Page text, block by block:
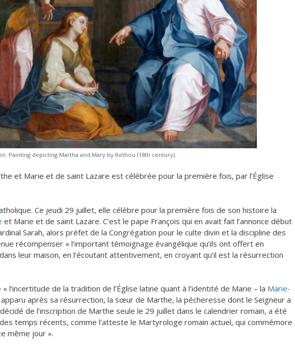
Painting depicting Martha and Mary by Rethou (18th century).
et Marie et de saint Lazare est célébrée pour la première fois, par l’Église
Ce jeudi 29 juillet, elle célèbre pour la première fois de son histoire la
et Marie et de saint Lazare. C’est le pape François qui en avait fait l’annonce début
Sarah, alors préfet de la Congrégation pour le culte divin et la discipline des
récompenser « l’important témoignage évangélique qu’ils ont offert en
leur maison, en l’écoutant attentivement, en croyant qu’il est la résurrection
l’incertitude de la tradition de l’Église latine quant à l’identité de Marie – la Marie-
après sa résurrection, la sœur de Marthe, la pécheresse dont le Seigneur a
de l’inscription de Marthe seule le 29 juillet dans le calendrier romain, a été
temps récents, comme l’atteste le Martyrologe romain actuel, qui commémore
même jour ».